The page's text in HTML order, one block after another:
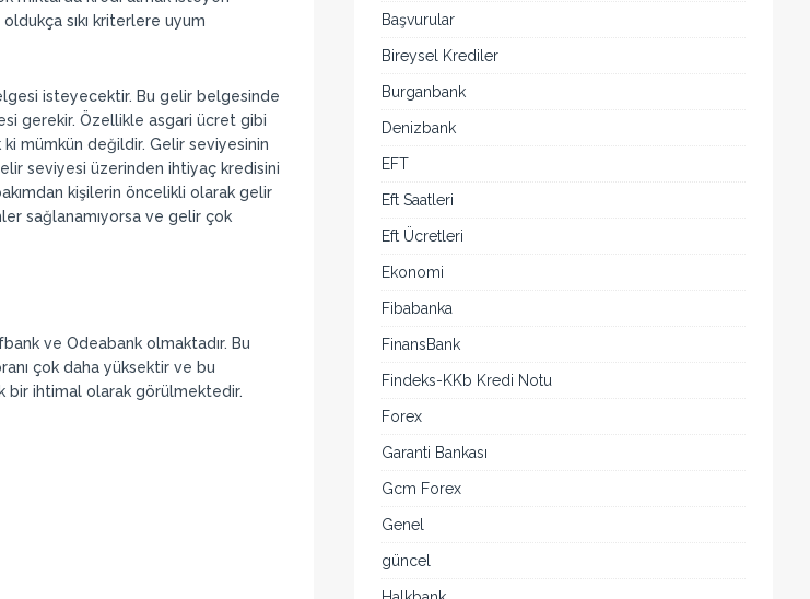
sıkı kriterlere uyum
isteyecektir. Bu gelir belgesinde
gerekir. Özellikle asgari ücret gibi
mümkün değildir. Gelir seviyesinin
seviyesi üzerinden ihtiyaç kredisini
kişilerin öncelikli olarak gelir
sağlanamıyorsa ve gelir çok
ve Odeabank olmaktadır. Bu
çok daha yüksektir ve bu
bir ihtimal olarak görülmektedir.
Başvurular
Bireysel Krediler
Burganbank
Denizbank
EFT
Eft Saatleri
Eft Ücretleri
Ekonomi
Fibabanka
FinansBank
Findeks-KKb Kredi Notu
Forex
Garanti Bankası
Gcm Forex
Genel
güncel